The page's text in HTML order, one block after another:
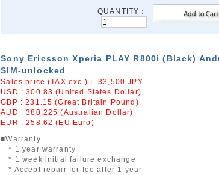
QUANTITY：
Sony Ericsson Xperia PLAY R800i (Black)
SIM-unlocked
Sales price (TAX exc.)：33,500 JPY
USD : 300.83 (United States Dollar)
GBP : 231.15 (Great Britain Pound)
AUD : 380.225 (Australian Dollar)
EUR : 258.62 (EU Euro)
■Warranty
* 1 year warranty
* 1 week initial failure exchange
* Accept repair for fee after 1 year